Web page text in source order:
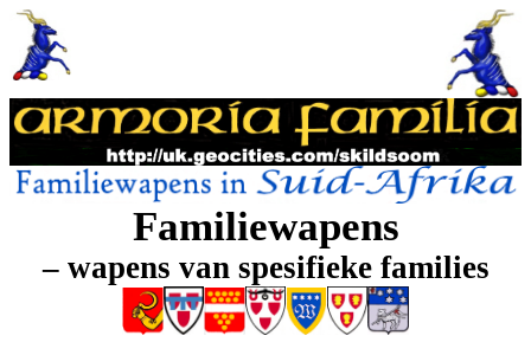
Familiewapens
– wapens van spesifieke families